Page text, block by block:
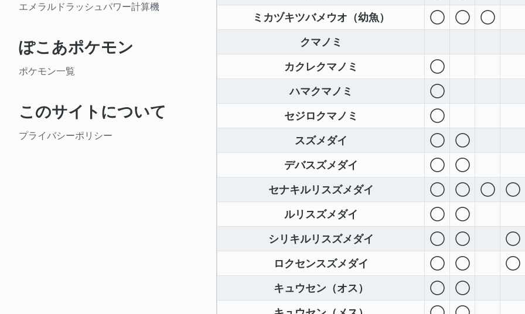
エメラルドラッシュパワー計算機
ぽこあポケモン
ポケモン一覧
このサイトについて
プライバシーポリシー
ミカヅキツバメウオ（幼魚）
◯ ◯
◯
クマノミ
カクレクマノミ
◯
ハマクマノミ
◯
セジロクマノミ
◯
スズメダイ
◯
◯
デバスズメダイ
◯
◯
セナキルリスズメダイ
◯ ◯ ◯
◯
ルリスズメダイ
◯
◯
シリキルリスズメダイ
◯ ◯
◯
ロクセンスズメダイ
◯ ◯
◯
キュウセン（オス）
◯
◯